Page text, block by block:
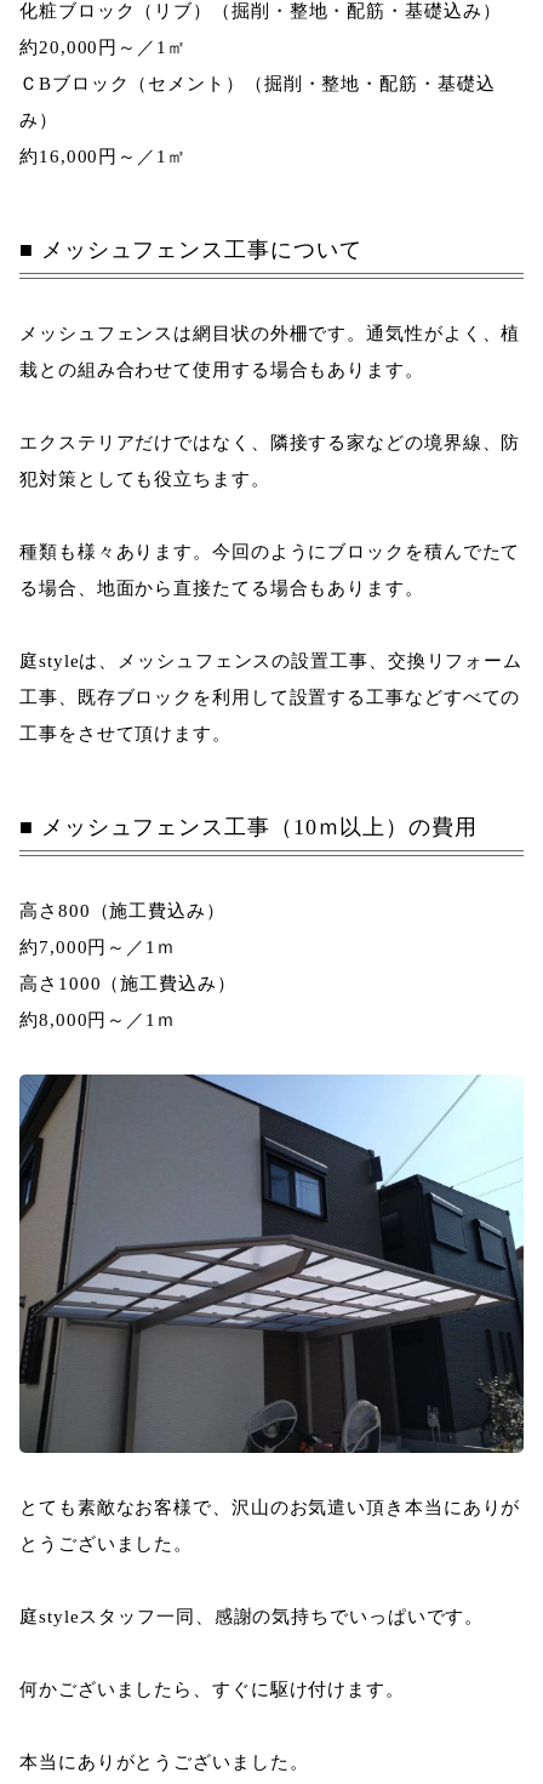
化粧ブロック（リブ）
（掘削・整地・配筋・基礎込み）
約20,000 円～／1㎡
ＣBブロック（セメント）
（掘削・整地・配筋・基礎込
み）
約16,000 円～／1㎡
メッシュフェンス工事について
メッシュフェンスは網目状の外柵です。通気性がよく、植
栽との組み合わせて使用する場合もあります。
エクステリアだけではなく、隣接する家などの境界線、防
犯対策としても役立ちます。
種類も様々あります。今回のようにブロックを積んでたて
る場合、地面から直接たてる場合もあります。
庭styleは、メッシュフェンスの設置工事、交換リフォーム
工事、既存ブロックを利用して設置する工事などすべての
工事をさせて頂けます。
メッシュフェンス工事（10ｍ以上）の費用
高さ800 （施工費込み）
約7,000円～／1ｍ
高さ1000 （施工費込み）
約8,000円～／1ｍ
とても素敵なお客様で、沢山のお気遣い頂き本当にありが
とうございました。
庭styleスタッフ一同、感謝の気持ちでいっぱいです。
何かございましたら、すぐに駆け付けます。
本当にありがとうございました。